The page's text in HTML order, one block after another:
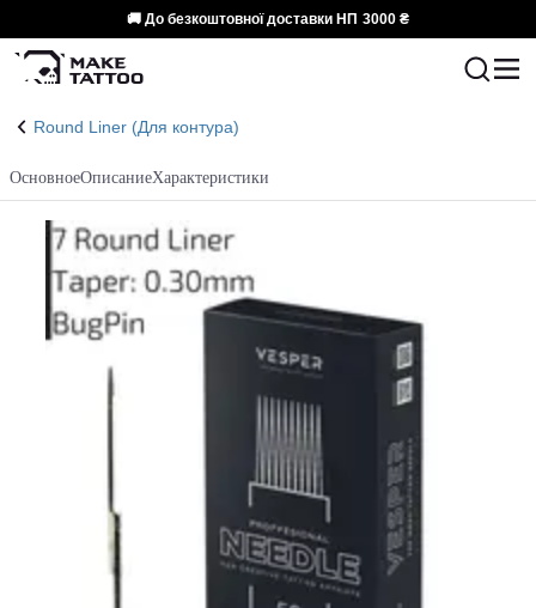
🚚 До безкоштовної доставки НП 3000 ₴
Round Liner (Для контура)
ОсновноеОписаниеХарактеристики